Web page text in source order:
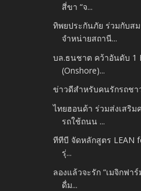
สี่ขา “จ...
ทิพยประกันภัย ร่วมกับส
จำหน่ายสถานี...
บล.ธนชาต คว้าอันดับ 1
(Onshore)...
ข่าวดีสำหรับคนรักรถชา
ไทยฮอนด้า ร่วมส่งเสริ
รถใช้ถนน ...
ทีทีบี จัดหลักสูตร LEAN
รุ่...
ลองแล้วจะรัก “เมจิกฟา
ดื่ม...